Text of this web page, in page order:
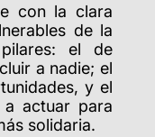
con la clara
de la
el de
a nadie; el
y el
actuar para
solidaria.